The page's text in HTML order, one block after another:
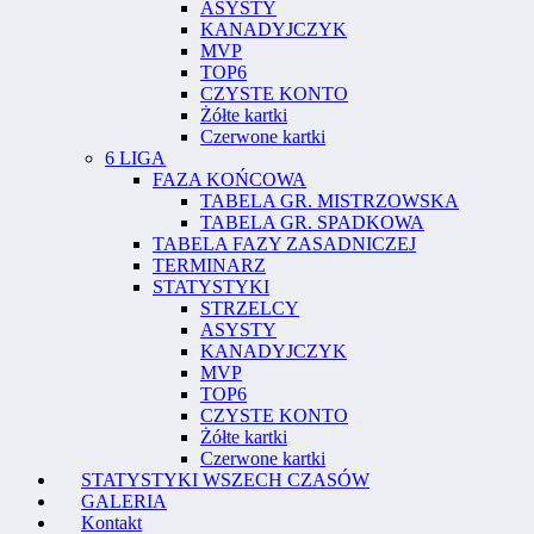
ASYSTY
KANADYJCZYK
MVP
TOP6
CZYSTE KONTO
Żółte kartki
Czerwone kartki
6 LIGA
FAZA KOŃCOWA
TABELA GR. MISTRZOWSKA
TABELA GR. SPADKOWA
TABELA FAZY ZASADNICZEJ
TERMINARZ
STATYSTYKI
STRZELCY
ASYSTY
KANADYJCZYK
MVP
TOP6
CZYSTE KONTO
Żółte kartki
Czerwone kartki
STATYSTYKI WSZECH CZASÓW
GALERIA
Kontakt